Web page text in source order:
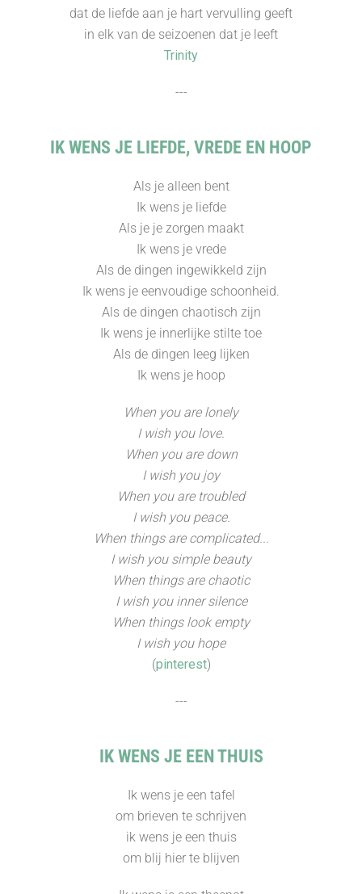
dat de liefde aan je hart vervulling geeft
in elk van de seizoenen dat je leeft
Trinity
---
IK WENS JE LIEFDE, VREDE EN HOOP
Als je alleen bent
Ik wens je liefde
Als je je zorgen maakt
Ik wens je vrede
Als de dingen ingewikkeld zijn
Ik wens je eenvoudige schoonheid.
Als de dingen chaotisch zijn
Ik wens je innerlijke stilte toe
Als de dingen leeg lijken
Ik wens je hoop
When you are lonely
I wish you love.
When you are down
I wish you joy
When you are troubled
I wish you peace.
When things are complicated...
I wish you simple beauty
When things are chaotic
I wish you inner silence
When things look empty
I wish you hope
(pinterest)
---
IK WENS JE EEN THUIS
Ik wens je een tafel
om brieven te schrijven
ik wens je een thuis
om blij hier te blijven